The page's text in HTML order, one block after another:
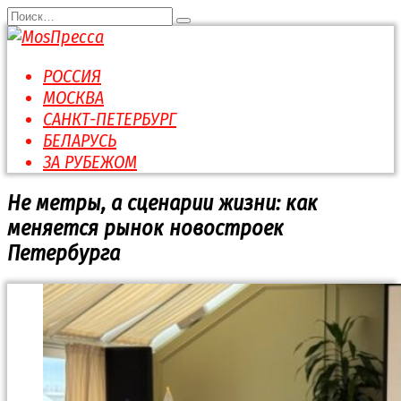
Перейти
к
содержанию
Search
for:
РОССИЯ
МОСКВА
САНКТ-ПЕТЕРБУРГ
БЕЛАРУСЬ
ЗА РУБЕЖОМ
Не метры, а сценарии жизни: как
меняется рынок новостроек
Петербурга